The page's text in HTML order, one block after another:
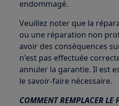
endommagé.
Veuillez noter que la
ou une réparation non
avoir des conséquences
n'est pas effectuée
annuler la garantie. Il est
le savoir-faire nécessaire.
COMMENT REMPLACER LE